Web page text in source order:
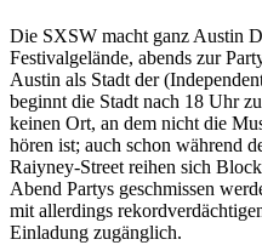
Die SXSW macht ganz Austin
Festivalgelände, abends zur
Austin als Stadt der
beginnt die Stadt nach 18 Uhr
keinen Ort, an dem nicht die
hören ist; auch schon während
Raiyney-Street reihen sich
Abend Partys geschmissen
mit allerdings
Einladung zugänglich.